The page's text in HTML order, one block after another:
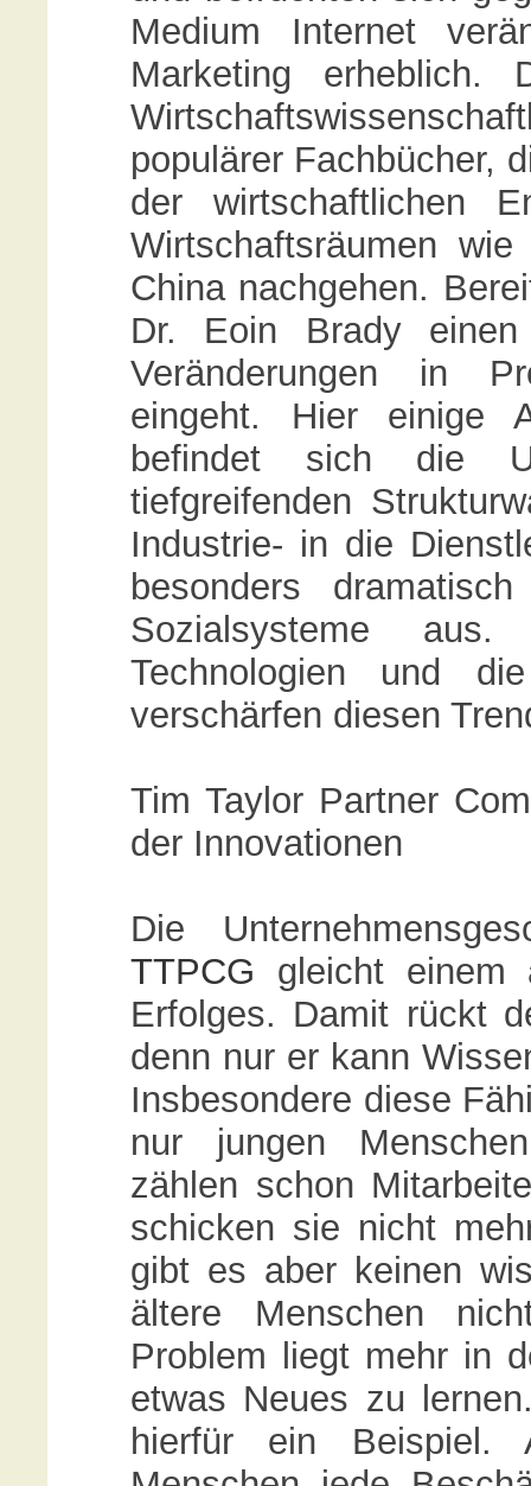
Medium Internet
Marketing erheblich.
populärer Fachbücher,
der wirtschaftlichen
Wirtschaftsräumen
China nachgehen.
Dr. Eoin Brady
Veränderungen in
eingeht. Hier einige
befindet sich die
tiefgreifenden
Industrie- in die
besonders
Sozialsysteme
Technologien und
verschärfen diesen
Tim Taylor Partner
der Innovationen
Die
TTPCG gleicht einem
Erfolges. Damit rückt
denn nur er kann
Insbesondere diese
nur jungen
zählen schon
schicken sie nicht
gibt es aber keinen
ältere Menschen
Problem liegt mehr in
etwas Neues zu
hierfür ein Beispiel.